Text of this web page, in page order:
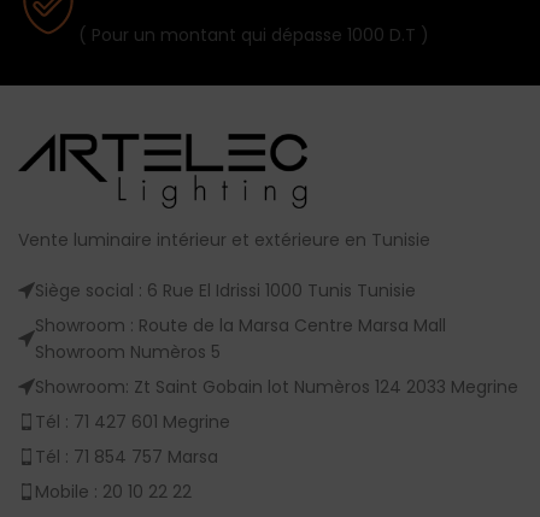
( Pour un montant qui dépasse 1000 D.T )
Vente luminaire intérieur et extérieure en Tunisie
Siège social : 6 Rue El Idrissi 1000 Tunis Tunisie
Showroom : Route de la Marsa Centre Marsa Mall
Showroom Numèros 5
Showroom: Zt Saint Gobain lot Numèros 124 2033 Megrine
Tél : 71 427 601 Megrine
Tél : 71 854 757 Marsa
Mobile : 20 10 22 22